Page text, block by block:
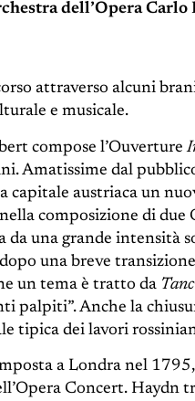
dell’Opera Carlo
attraverso alcuni
e musicale.
compose l’Ouverture
Amatissime dal
capitale austriaca un
composizione di
da una grande intensità
una breve
un tema è tratto da
palpiti”. Anche la
tipica dei lavori
a Londra nel
Concert. Haydn